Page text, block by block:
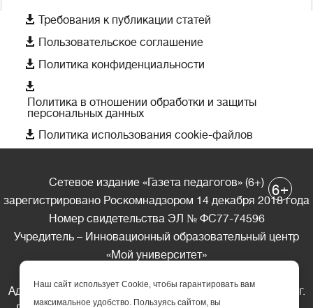
 Требования к публикации статей
 Пользовательское соглашение
 Политика конфиденциальности

Политика в отношении обработки и защиты
персональных данных
 Политика использования cookie-файлов
Сетевое издание «Газета педагогов» (6+)
зарегистрировано Роскомнадзором 14 декабря 2018 года
Номер свидетельства ЭЛ № ФС77-74596
Учредитель – Инновационный образовательный центр
«Мой университет»
Адрес редакции: 185035 Россия, Республика Карелия, г.
6+
Наш сайт использует Cookie, чтобы гарантировать вам
максимальное удобство. Пользуясь сайтом, вы